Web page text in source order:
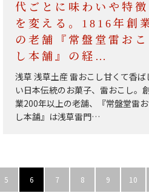
代ごとに味わいや特徴
を変える。1816年創
の老舗『常盤堂雷おこ
し本舗』の経…
浅草 浅草土産 雷おこし甘くて香ば
い日本伝統のお菓子、雷おこし。
業200年以上の老舗、『常盤堂雷
し本舗』は浅草雷門…
5 6 7 8 9 10